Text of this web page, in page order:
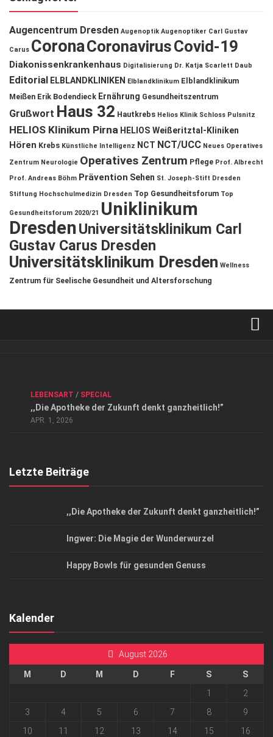
Augencentrum Dresden Augenoptik Augenoptiker Carl Gustav
Carus CoronaCoronavirusCovid-19
Diakonissenkrankenhaus Digitalisierung Dr. Katja Scarlett Daub
Editorial ELBLANDKLINIKEN Elblandklinikum Elblandklinikum
Meißen Erik Bodendieck Ernährung Gesundheitszentrum
Grußwort Haus 32 Hautkrebs Helios Klinik Schloss Pulsnitz
HELIOS Klinikum Pirna HELIOS Weißeritztal-Kliniken
Hören Krebs Künstliche Intelligenz NCT NCT/UCC Neues Operatives
Zentrum Neurologie Operatives Zentrum Pflege Prof. Albrecht
Prof. Andreas Böhm Prävention Sehen St. Joseph-Stift Dresden
Stiftung Hochschulmedizin Dresden Top Gesundheitsforum Top
Gesundheitsforum 2020/21 Uniklinikum
DresdenUniversitätsklinikum Carl
Gustav Carus Dresden
Universitätsklinikum Dresden Wellness
Zentrum für Seelische Gesundheit und Altersforschung
Datenschutzerklärung
Top Magazin Dresden / Ostsachsen
LEBENSART / SPECIAL
,,Die Apotheke der Zukunft denkt ganzheitlich!”
APR. 1, 2026
Letzte Beiträge
,,Die Apotheke der Zukunft denkt ganzheitlich!”
Ingwer: Die Magie der Wunderwurzel
Happy Bowls für gesunden Genuss
Kalender
August 2026
M D M D F S
S
1
2
3
4 5 6 7 8
9
10
11 12 13 14 15 16